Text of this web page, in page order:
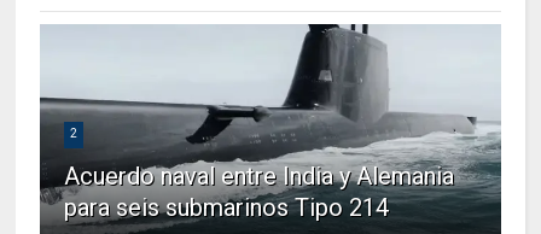
2
Acuerdo naval entre India y Alemania
para seis submarinos Tipo 214